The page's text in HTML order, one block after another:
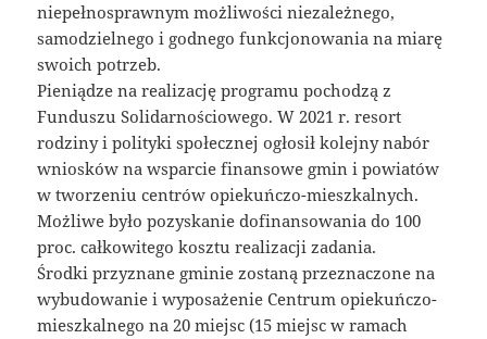
niepełnosprawnym możliwości niezależnego,
samodzielnego i godnego funkcjonowania na miarę
swoich potrzeb.
Pieniądze na realizację programu pochodzą z
Funduszu Solidarnościowego. W 2021 r. resort
rodziny i polityki społecznej ogłosił kolejny nabór
wniosków na wsparcie finansowe gmin i powiatów
w tworzeniu centrów opiekuńczo-mieszkalnych.
Możliwe było pozyskanie dofinansowania do 100
proc. całkowitego kosztu realizacji zadania.
Środki przyznane gminie zostaną przeznaczone na
wybudowanie i wyposażenie Centrum opiekuńczo-
mieszkalnego na 20 miejsc (15 miejsc w ramach